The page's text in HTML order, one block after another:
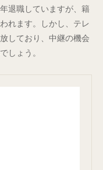
退職していますが、籍
れます。しかし、テレ
しており、中継の機会
しょう。